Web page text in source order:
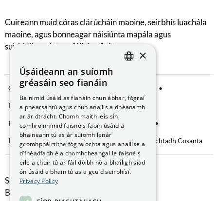
Cuireann muid córas clárúcháin maoine, seirbhís luachála
maoine, agus bonneagar náisiúnta mapála agus
suirbhéireachta ar fáil don Stát.
Comhroinnt Sonraí Fógra Príobháideachta
Fianáin a bhainistiú Saoráil Faisnéise
Ráiteas Inrochtaineachta Brústocaireacht
Rochtain ar Fhaisnéis faoin gComhshaol Nochtadh Cosanta
Smithfield Hall, Margadh na Feirme,
Baile Átha Cliath 7, D07 AEF4
×
Úsáideann an suíomh
gréasáin seo fianáin
Bainimid úsáid as fianáin chun ábhar, fógraí
a phearsantú agus chun anailís a dhéanamh
ar ár dtrácht. Chomh maith leis sin,
comhroinnimid faisnéis faoin úsáid a
bhaineann tú as ár suíomh lenár
gcomhpháirtithe fógraíochta agus anailíse a
d’fhéadfadh é a chomhcheangal le faisnéis
eile a chuir tú ar fáil dóibh nó a bhailigh siad
ón úsáid a bhain tú as a gcuid seirbhísí.
Privacy Policy